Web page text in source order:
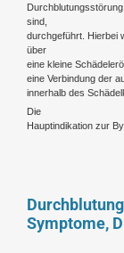
sind,
durchgeführt. Hierbei
über
eine kleine
eine Verbindung der
innerhalb des
Die
Hauptindikation zur
Symptome,